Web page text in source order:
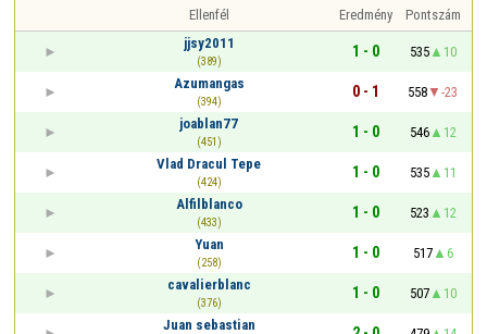
Ellenfél Eredmény
Pontszám
jjsy2011
(389)
1 - 0 535
10
Azumangas
(394)
0 - 1 558
-23
joablan77
(451)
1 - 0 546
12
Vlad Dracul Tepe
(424)
1 - 0 535
11
Alfilblanco
(433)
1 - 0 523
12
Yuan
(258)
1 - 0 517
6
cavalierblanc
(376)
1 - 0 507
10
Juan sebastian